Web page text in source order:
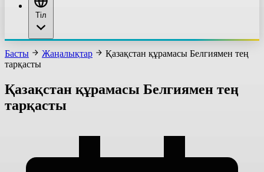
Тіл
Басты Жаңалықтар
Қазақстан құрамасы Белгиямен тең
тарқасты
Қазақстан құрамасы Белгиямен тең
тарқасты